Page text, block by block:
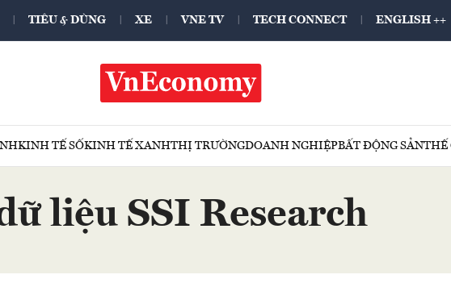
TIÊU & DÙNG XE VNE TV TECH CONNECT ENGLISH ++
KINH TẾ SỐKINH TẾ XANHTHỊ TRƯỜNGDOANH NGHIỆPBẤT ĐỘNG SẢNTHẾ
liệu SSI Research